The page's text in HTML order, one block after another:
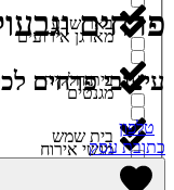
מארגן אירועים
מגנטים
מגשי אירוח
באר שבע
בית חלקיה
בית שמש
פרחים
עיצובי פרחים
טלפון
כתובת עסק